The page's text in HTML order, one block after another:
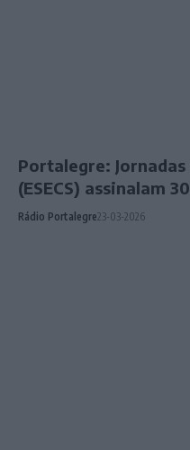
Portalegre:
(ESECS) assinalam
Rádio Portalegre23-03-2026